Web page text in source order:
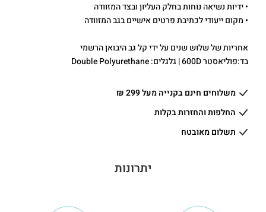
• ידיות נשיאה נוחות בחלק העליון ובצד המזוודה
• מקום ייעודי לכתיבת פרטים אישיים בגב המזוודה
אחריות של שלוש שנים על ידי קל גב היבואן הרשמי
בד:פוליאסטר 600D | גלגלים: Double Polyurethane
משלוחים חינם בקנייה מעל 299 ₪
החלפות והחזרות בקלות
תשלום מאובטח
יתרונות